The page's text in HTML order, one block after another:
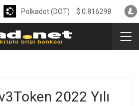
2022 Yılı
(DOT) $0.816298